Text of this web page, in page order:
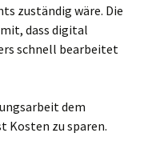
zuständig wäre. Die
dass digital
schnell bearbeitet
dem
Kosten zu sparen.